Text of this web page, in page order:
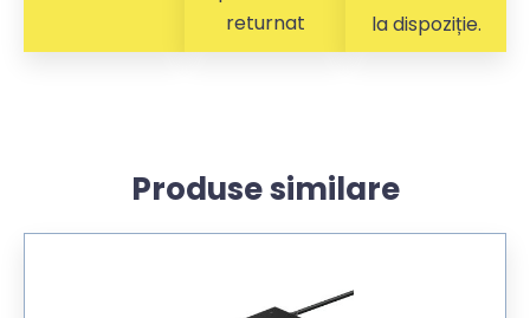
returnat
la dispoziție.
Produse similare